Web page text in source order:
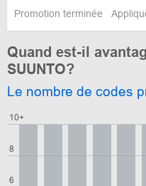
Promotion terminée
Quand est-il
SUUNTO?
Le nombre de codes
6
8
10+